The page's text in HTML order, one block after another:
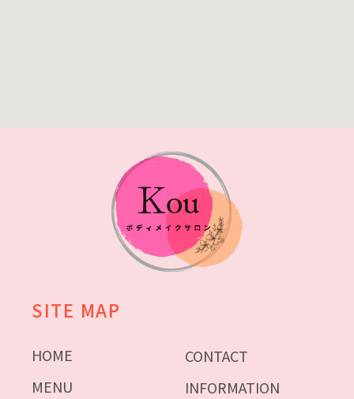
SITE MAP
HOME
MENU
CONTACT
INFORMATION